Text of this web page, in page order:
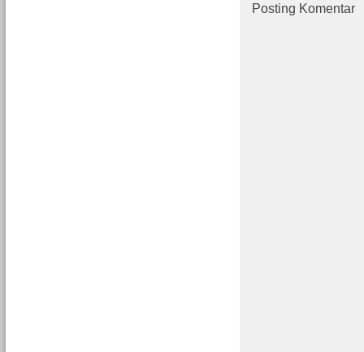
Posting Komentar